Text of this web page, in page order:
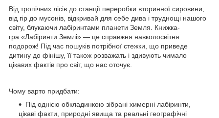
Від тропічних лісів до станції переробки вторинної сировини,
від гір до мусонів, відкривай для себе дива і труднощі нашого
світу, блукаючи лабіринтами планети Земля. Книжка-
гра «Лабіринти Землі» — це справжня навколосвітня
подорож! Під час пошуків потрібної стежки, що приведе
дитину до фінішу, її також розважать і здивують чимало
цікавих фактів про світ, що нас оточує.
Чому варто придбати:
Під однією обкладинкою зібрані химерні лабіринти,
цікаві факти, природні явища та реальні географічні